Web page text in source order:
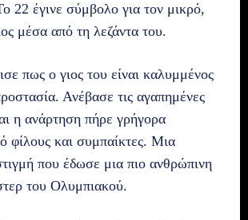
22 έγινε σύμβολο για τον μικρό,
μέσα από τη λεζάντα του.
πως ο γιος του είναι καλυμμένος
Ανέβασε τις αγαπημένες
η ανάρτηση πήρε γρήγορα
φίλους και συμπαίκτες. Μια
που έδωσε μια πιο ανθρώπινη
του Ολυμπιακού.